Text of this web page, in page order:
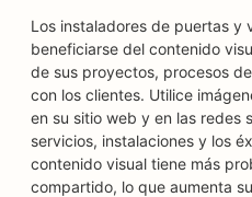
Los instaladores de puertas y
beneficiarse del contenido
de sus proyectos, procesos
con los clientes. Utilice
en su sitio web y en las redes
servicios, instalaciones y los
contenido visual tiene más
compartido, lo que aumenta